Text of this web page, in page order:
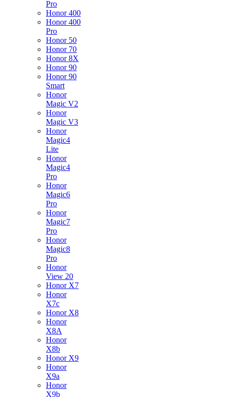
Pro
Honor 400
Honor 400
Pro
Honor 50
Honor 70
Honor 8X
Honor 90
Honor 90
Smart
Honor
Magic V2
Honor
Magic V3
Honor
Magic4
Lite
Honor
Magic4
Pro
Honor
Magic6
Pro
Honor
Magic7
Pro
Honor
Magic8
Pro
Honor
View 20
Honor X7
Honor
X7c
Honor X8
Honor
X8A
Honor
X8b
Honor X9
Honor
X9a
Honor
X9b